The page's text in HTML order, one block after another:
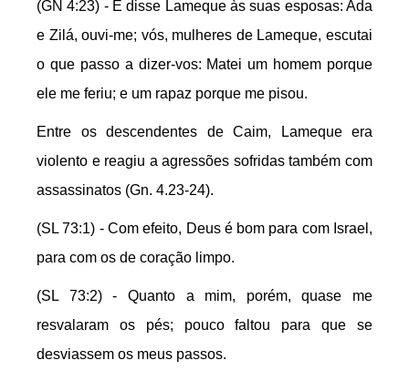
(GN 4:23) - E disse Lameque às suas esposas: Ada
e Zilá, ouvi-me; vós, mulheres de Lameque, escutai
o que passo a dizer-vos: Matei um homem porque
ele me feriu; e um rapaz porque me pisou.
Entre os descendentes de Caim, Lameque era
violento e reagiu a agressões sofridas também com
assassinatos (Gn. 4.23-24).
(SL 73:1) - Com efeito, Deus é bom para com Israel,
para com os de coração limpo.
(SL 73:2) - Quanto a mim, porém, quase me
resvalaram os pés; pouco faltou para que se
desviassem os meus passos.